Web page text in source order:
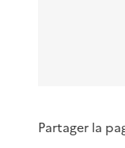
Partager la